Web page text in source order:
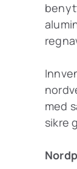
med
sikre